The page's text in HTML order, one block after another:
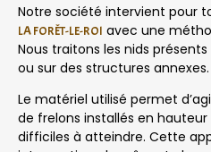
Notre société intervient pour
LA FORÊT-LE-ROI avec une
Nous traitons les nids
ou sur des structures annexes.
Le matériel utilisé permet
de frelons installés en
difficiles à atteindre. Cette